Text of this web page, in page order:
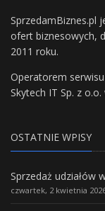
SprzedamBiznes.pl
ofert biznesowych,
2011 roku.
Operatorem
Skytech IT Sp. z
OSTATNIE WPISY
czwartek, 2 kwietnia